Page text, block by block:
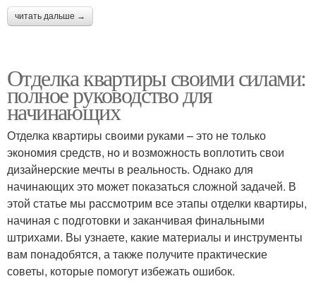
читать дальше →
Отделка квартиры своими силами:
полное руководство для
начинающих
Отделка квартиры своими руками – это не только
экономия средств, но и возможность воплотить свои
дизайнерские мечты в реальность. Однако для
начинающих это может показаться сложной задачей. В
этой статье мы рассмотрим все этапы отделки квартиры,
начиная с подготовки и заканчивая финальными
штрихами. Вы узнаете, какие материалы и инструменты
вам понадобятся, а также получите практические
советы, которые помогут избежать ошибок.